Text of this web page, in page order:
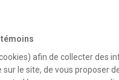
afin de collecter des
le site, de vous proposer